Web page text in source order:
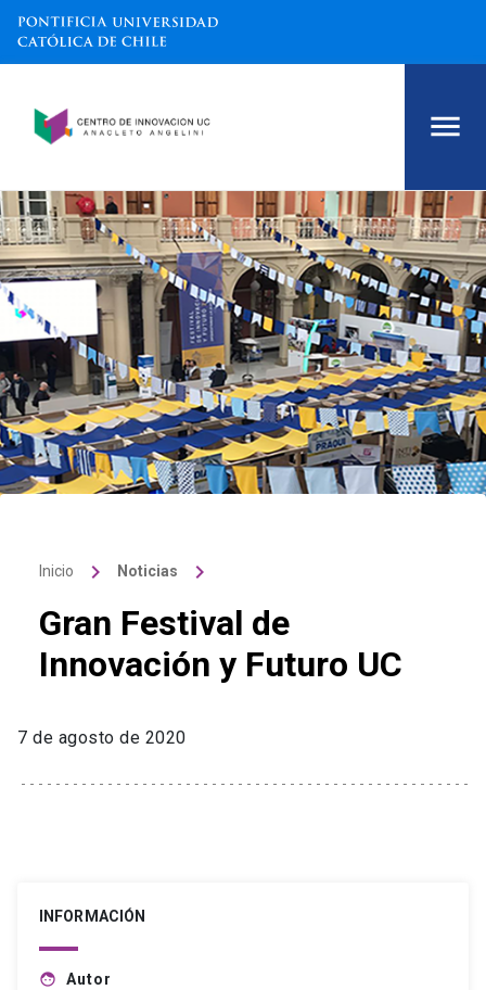
Inicio keyboard_arrow_right Noticias keyboard_arrow_right
Gran Festival de
Innovación y Futuro UC
7 de agosto de 2020
INFORMACIÓN
face Autor